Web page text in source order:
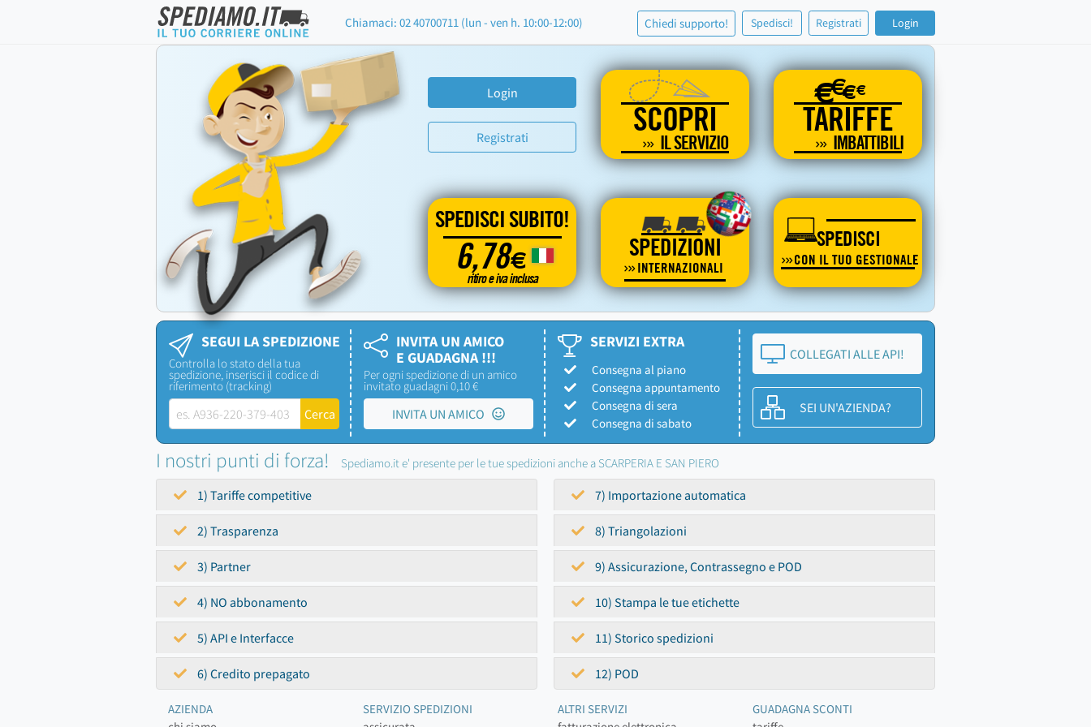
Chiamaci: 02 40700711 (lun - ven h. 10:00-12:00) Chiedi supporto! Spedisci! Registrati Login
Login
Registrati SCOPRI
IL SERVIZIO
€€€€
TARIFFE
IMBATTIBILI
SPEDISCI SUBITO!
6,78€
ritiro e iva inclusa
SPEDIZIONI
INTERNAZIONALI
SPEDISCI
CON IL TUO GESTIONALE
SEGUI LA SPEDIZIONE
Controlla lo stato della tua
spedizione, inserisci il codice di
riferimento (tracking)
INVITA UN AMICO
E GUADAGNA !!!
Per ogni spedizione di un amico
invitato guadagni 0,10 €
INVITA UN AMICO
SERVIZI EXTRA
Consegna al piano
Consegna appuntamento
Consegna di sera
Consegna di sabato
COLLEGATI ALLE API!
SEI UN'AZIENDA?
I nostri punti di forza! Spediamo.it e' presente per le tue spedizioni anche a SCARPERIA E SAN PIERO
1) Tariffe competitive
2) Trasparenza
3) Partner
4) NO abbonamento
5) API e Interfacce
6) Credito prepagato
7) Importazione automatica
8) Triangolazioni
9) Assicurazione, Contrassegno e POD
10) Stampa le tue etichette
11) Storico spedizioni
12) POD
AZIENDA
SERVIZIO SPEDIZIONI
ALTRI SERVIZI
GUADAGNA SCONTI